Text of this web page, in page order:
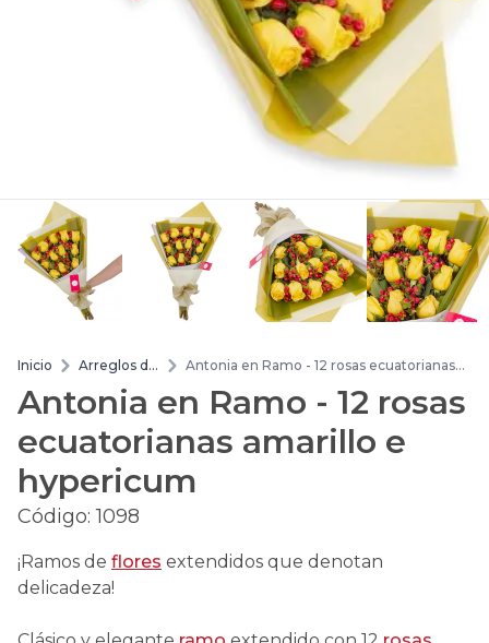
Inicio
Arreglos de
Antonia en Ramo - 12 rosas ecuatorianas
Antonia en Ramo - 12 rosas
ecuatorianas amarillo e
hypericum
Código:1098
¡Ramos de flores extendidos que denotan
delicadeza!